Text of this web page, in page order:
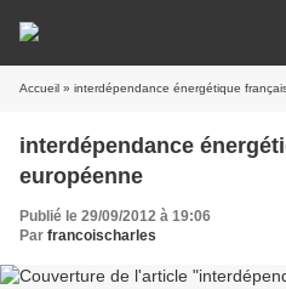
Accueil » interdépendance énergétique
interdépendance
européenne
Publié le 29/09/2012 à 19:06
Par francoischarles